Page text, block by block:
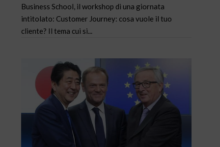
Business School, il workshop di una giornata
intitolato: Customer Journey: cosa vuole il tuo
cliente? Il tema cui si...